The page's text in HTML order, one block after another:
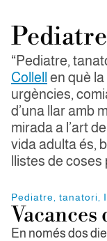
“Pediatre,
Collell en què
urgències,
d’una llar amb
mirada a l’art
vida adulta és,
llistes de
Pediatre, tanatori,
Vacances
En només dos